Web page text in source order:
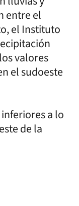
entre el
el Instituto
valores
el sudoeste
a lo
de la